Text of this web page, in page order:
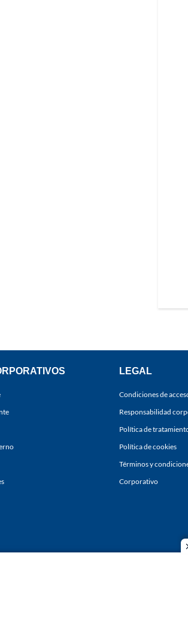
LEGAL
Condiciones de
Responsabilidad
Política de
Política de cookies
Términos y
Corporativo